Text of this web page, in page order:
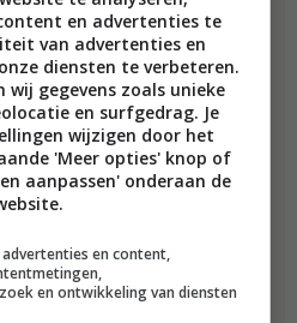
uitgelekt en wat olijfolie
plakjes
plakjes
(fijngeknepen met je
en advertenties te
van advertenties en
diensten te verbeteren.
wij gegevens zoals unieke
en surfgedrag. Je
wijzigen door het
'Meer opties' knop of
aanpassen' onderaan de
en content,
en ontwikkeling van diensten